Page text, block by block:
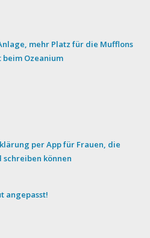
mehr Platz für die Mufflons
Ozeanium
per App für Frauen, die
schreiben können
angepasst!